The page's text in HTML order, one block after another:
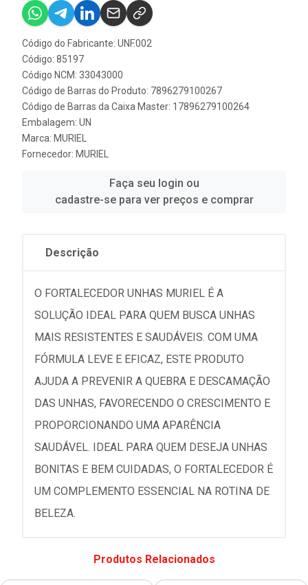
Código do Fabricante: UNF.002
Código: 85197
Código NCM: 33043000
Código de Barras do Produto: 7896279100267
Código de Barras da Caixa Master: 17896279100264
Embalagem: UN
Marca: MURIEL
Fornecedor: MURIEL
Faça seu login ou
cadastre-se para ver preços e comprar
Descrição
O FORTALECEDOR UNHAS MURIEL É A
SOLUÇÃO IDEAL PARA QUEM BUSCA UNHAS
MAIS RESISTENTES E SAUDÁVEIS. COM UMA
FÓRMULA LEVE E EFICAZ, ESTE PRODUTO
AJUDA A PREVENIR A QUEBRA E DESCAMAÇÃO
DAS UNHAS, FAVORECENDO O CRESCIMENTO E
PROPORCIONANDO UMA APARÊNCIA
SAUDÁVEL. IDEAL PARA QUEM DESEJA UNHAS
BONITAS E BEM CUIDADAS, O FORTALECEDOR É
UM COMPLEMENTO ESSENCIAL NA ROTINA DE
BELEZA.
Produtos Relacionados